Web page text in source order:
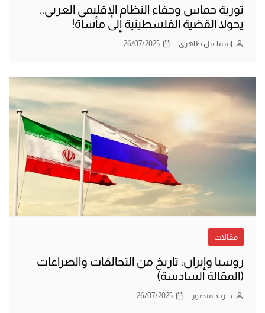
ثورية حماس وجفاء النظام الإقليمي العربي..
يحولا القضية الفلسطينية إلى مأساة!
اسماعيل طاهري 26/07/2025
مقالات
روسيا وإيران: تاريخ من التحالفات والصراعات
(المقالة السادسة)
د. زياد منصور 26/07/2025